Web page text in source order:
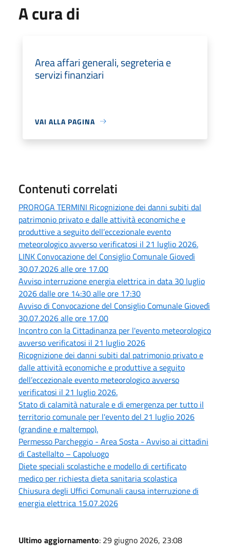
A cura di
Area affari generali, segreteria e
servizi finanziari
VAI ALLA PAGINA
Contenuti correlati
PROROGA TERMINI Ricognizione dei danni subiti dal
patrimonio privato e dalle attività economiche e
produttive a seguito dell’eccezionale evento
meteorologico avverso verificatosi il 21 luglio 2026.
LINK Convocazione del Consiglio Comunale Giovedì
30.07.2026 alle ore 17.00
Avviso interruzione energia elettrica in data 30 luglio
2026 dalle ore 14:30 alle ore 17:30
Avviso di Convocazione del Consiglio Comunale Giovedì
30.07.2026 alle ore 17.00
Incontro con la Cittadinanza per l'evento meteorologico
avverso verificatosi il 21 luglio 2026
Ricognizione dei danni subiti dal patrimonio privato e
dalle attività economiche e produttive a seguito
dell’eccezionale evento meteorologico avverso
verificatosi il 21 luglio 2026.
Stato di calamità naturale e di emergenza per tutto il
territorio comunale per l'evento del 21 luglio 2026
(grandine e maltempo).
Permesso Parcheggio - Area Sosta - Avviso ai cittadini
di Castellalto – Capoluogo
Diete speciali scolastiche e modello di certificato
medico per richiesta dieta sanitaria scolastica
Chiusura degli Uffici Comunali causa interruzione di
energia elettrica 15.07.2026
Ultimo aggiornamento: 29 giugno 2026, 23:08